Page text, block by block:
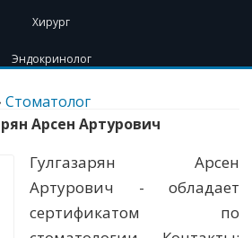
Хирург
Эндокринолог
Перейти
содержимому
Стоматолог
Арсен Артурович
Гулгазарян Арсен
Артурович - обладает
сертификатом по